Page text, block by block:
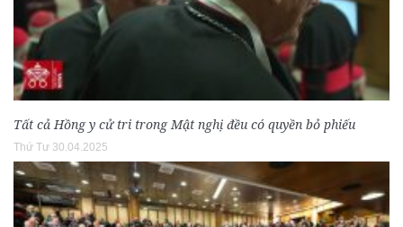
Tất cả Hồng y cử tri trong Mật nghị đều có quyền bỏ phiếu
Thứ Tư 30.04.2025